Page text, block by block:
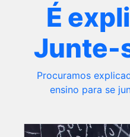
É
Junte-
Procuramos
ensino para se